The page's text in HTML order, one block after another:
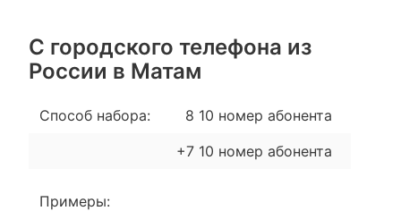
С городского телефона из
России в Матам
Способ набора:
8 10 номер абонента
+7 10 номер абонента
Примеры: